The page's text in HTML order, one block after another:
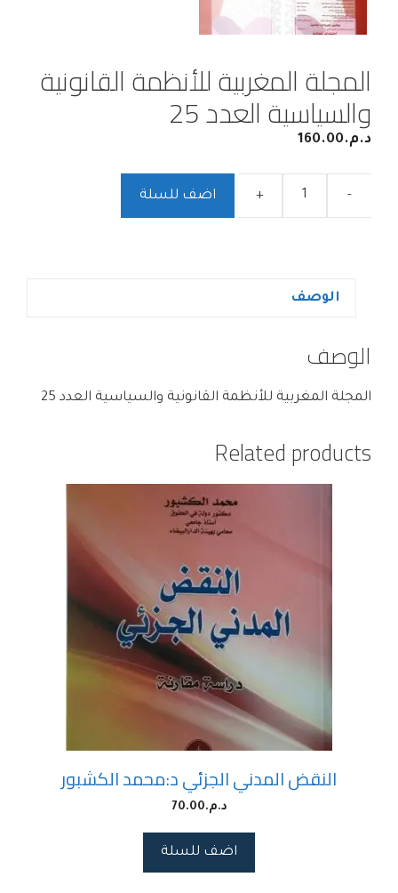
المجلة المغربية للأنظمة القانونية
والسياسية العدد 25
د.م.160.00
-
+ اضف للسلة
الوصف
الوصف
المجلة المغربية للأنظمة القانونية والسياسية العدد 25
Related products
النقض المدني الجزئي د:محمد الكشبور
د.م.70.00
اضف للسلة